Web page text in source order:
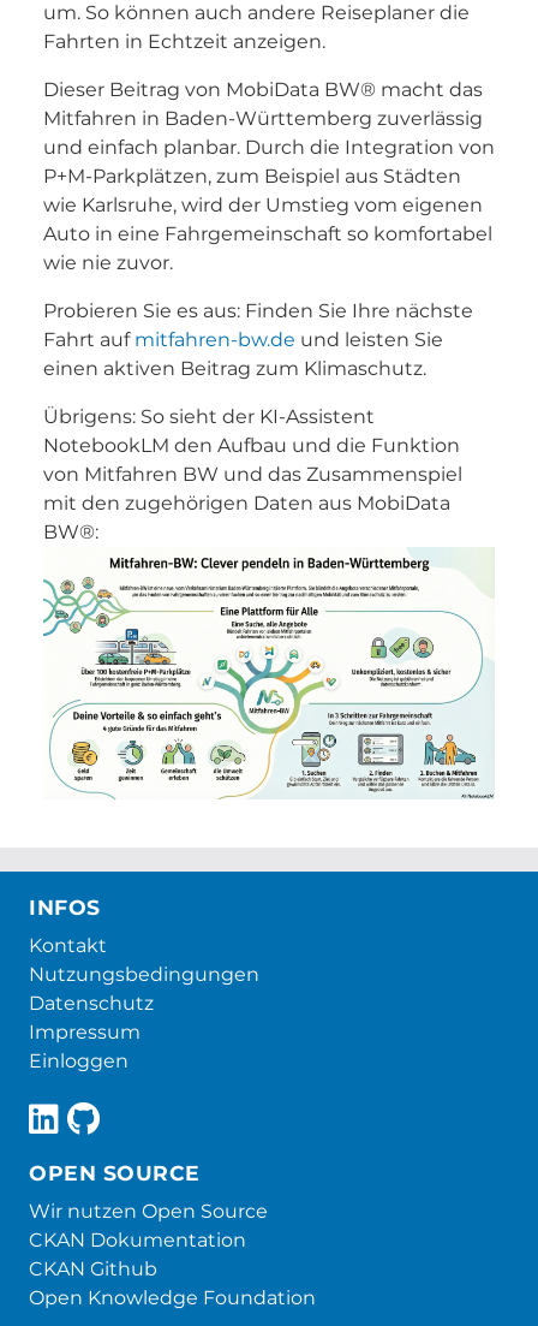
um. So können auch andere Reiseplaner die
Fahrten in Echtzeit anzeigen.
Dieser Beitrag von MobiData BW® macht das
Mitfahren in Baden-Württemberg zuverlässig
und einfach planbar. Durch die Integration von
P+M-Parkplätzen, zum Beispiel aus Städten
wie Karlsruhe, wird der Umstieg vom eigenen
Auto in eine Fahrgemeinschaft so komfortabel
wie nie zuvor.
Probieren Sie es aus: Finden Sie Ihre nächste
Fahrt auf mitfahren-bw.de und leisten Sie
einen aktiven Beitrag zum Klimaschutz.
Übrigens: So sieht der KI-Assistent
NotebookLM den Aufbau und die Funktion
von Mitfahren BW und das Zusammenspiel
mit den zugehörigen Daten aus MobiData
BW®:
INFOS
Kontakt
Nutzungsbedingungen
Datenschutz
Impressum
Einloggen
OPEN SOURCE
Wir nutzen Open Source
CKAN Dokumentation
CKAN Github
Open Knowledge Foundation